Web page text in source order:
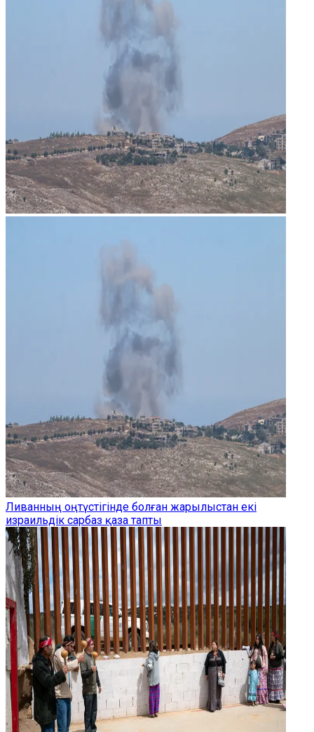
Ливанның оңтүстігінде болған жарылыстан екі
израильдік сарбаз қаза тапты